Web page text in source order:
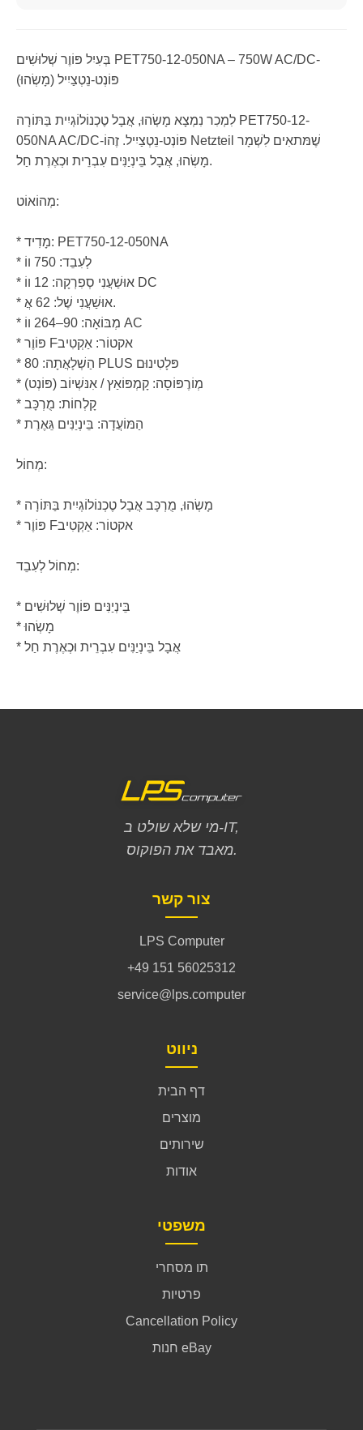
בְּעִיִל פּוֹוֶר שְׁלוּשִׁים PET750-12-050NA – 750W AC/DC-
פּוֹנְט-נֵטְצַיִיל (מָשְׂהוּ)
לִמְכִר נִמְצָא מָשְׂהוּ, אֲבָל טֶכְנוֹלוֹגְיִית בַּתּוֹרָה PET750-12-
050NA AC/DC-פּוֹנְט-נֵטְצַיִיל. זֶהוֹ Netzteil שֶׁמּתאִים לִשְׁמָר
מָשְׂהוּ, אֲבָל בֵּינְיַנִּים עִבְרֵית וּכְאֶרֶת חַל.
מְהוֹאוֹט:
* מָדִיד: PET750-12-050NA
* לְעִבֵד: 750 ווֹ
* אוּשַׁעֲנִי סְפִרְקָה: 12 ווֹ DC
* אוּשַׁעֲנִי שֶׁל: 62 אֲ.
* מְבּוֹאָה: 90–264 ווֹ AC
* פּוֹוֶר Fּאקטוֹר: אַקְטִיב
* הַשְׁלָאֲתָה: 80 PLUS פּלָטִינוּם
* מְוֹרֶפּוֹסָה: קָמְפּוֹאַץ / אִנּשְׁיוֹב (פּוֹנְט)
* קָלְחוֹת: מֻרְכָּב
* הַמּוֹעֲדָה: בֵּינְיַנִּים גֵּאֶרֶת
מְחוֹל:
* מָשְׂהוּ, מֻרְכָּב אֲבָל טֶכְנוֹלוֹגְיִית בַּתּוֹרָה
* פּוֹוֶר Fּאקטוֹר: אַקְטִיב
מְחוֹל לְעִבֵד:
* בֵּינְיַנִּים פּוֹוֶר שְׁלוּשִׁים
* מָשְׂהוּ
* אֲבָל בֵּינְיַנִּים עִבְרֵית וּכְאֶרֶת חַל
מי שלא שולט ב-IT,
מאבד את הפוקוס.
צור קשר
LPS Computer
+49 151 56025312
service@lps.computer
ניווט
דף הבית
מוצרים
שירותים
אודות
משפטי
תו מסחרי
פרטיות
Cancellation Policy
חנות eBay